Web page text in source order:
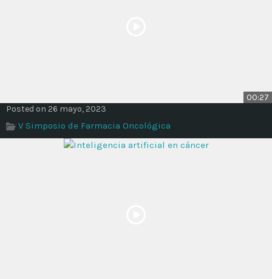
00:27
Posted on 26 mayo, 2023
V Simposio de Farmacia Oncológica